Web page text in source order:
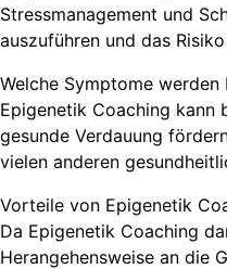
Stressmanagement und
auszuführen und das
Welche Symptome werden
Epigenetik Coaching kann
gesunde Verdauung fö
vielen anderen
Vorteile von Epigenetik
Da Epigenetik Coaching
Herangehensweise an die